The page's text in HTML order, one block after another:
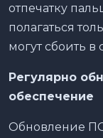
отпечатку
полагаться
могут сбоить
Регулярно
обеспечение
Обновление ПО